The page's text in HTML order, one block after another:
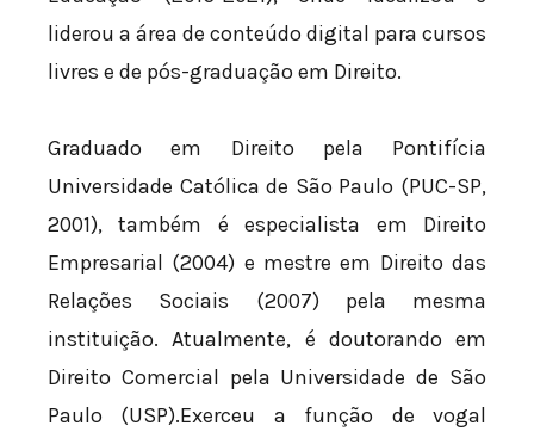
liderou a área de conteúdo digital para cursos
livres e de pós-graduação em Direito.
Graduado em Direito pela Pontifícia
Universidade Católica de São Paulo (PUC-SP,
2001), também é especialista em Direito
Empresarial (2004) e mestre em Direito das
Relações Sociais (2007) pela mesma
instituição. Atualmente, é doutorando em
Direito Comercial pela Universidade de São
Paulo (USP).Exerceu a função de vogal